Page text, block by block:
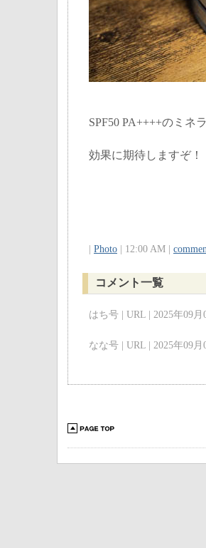
SPF50 PA++++のミネ
効果に期待しますぞ！
Photo | 12:00 AM |
コメント一覧
はち号 | URL | 2025年09
なな号 | URL | 2025年09月